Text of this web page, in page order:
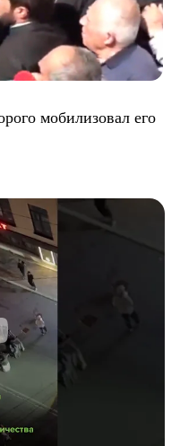
мобилизовал его